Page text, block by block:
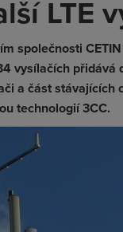
LTE
společnosti
vysílačích
a část stávajících
technologií 3CC.